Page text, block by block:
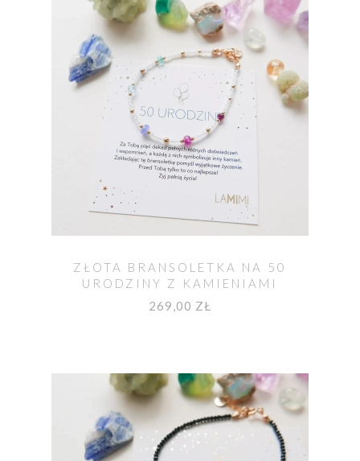
ZŁOTA BRANSOLETKA NA 50
URODZINY Z KAMIENIAMI
NATURALNYMI
269,00 ZŁ